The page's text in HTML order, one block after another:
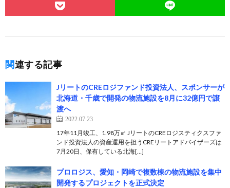
関連する記事
JリートのCREロジファンド投資法人、スポンサーが
北海道・千歳で開発の物流施設を8月に32億円で譲
渡へ
2022.07.23
17年11月竣工、1.98万㎡ JリートのCREロジスティクスファ
ンド投資法人の資産運用を担うCREリートアドバイザーズは
7月20日、保有している北海[…]
プロロジス、愛知・岡崎で複数棟の物流施設を集中
開発するプロジェクトを正式決定